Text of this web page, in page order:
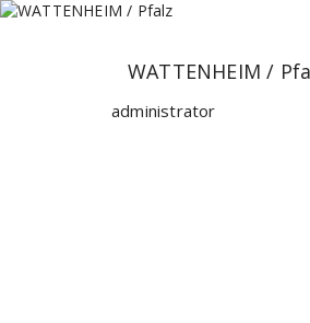
Zum
WATTENHEIM /
administrator